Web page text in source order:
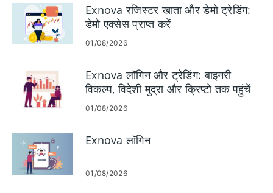
Exnova रजिस्टर खाता और डेमो ट्रेडिंग:
डेमो एक्सेस प्राप्त करें
01/08/2026
Exnova लॉगिन और ट्रेडिंग: बाइनरी
विकल्प, विदेशी मुद्रा और क्रिप्टो तक पहुंचें
01/08/2026
Exnova लॉगिन
01/08/2026